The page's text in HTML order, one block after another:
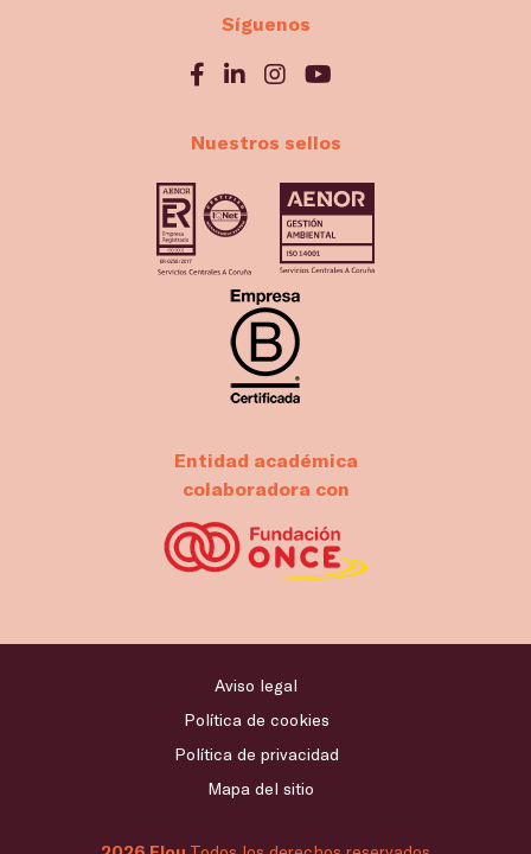
Síguenos
Nuestros sellos
Entidad académica
colaboradora con
Aviso legal
Política de cookies
Política de privacidad
Mapa del sitio